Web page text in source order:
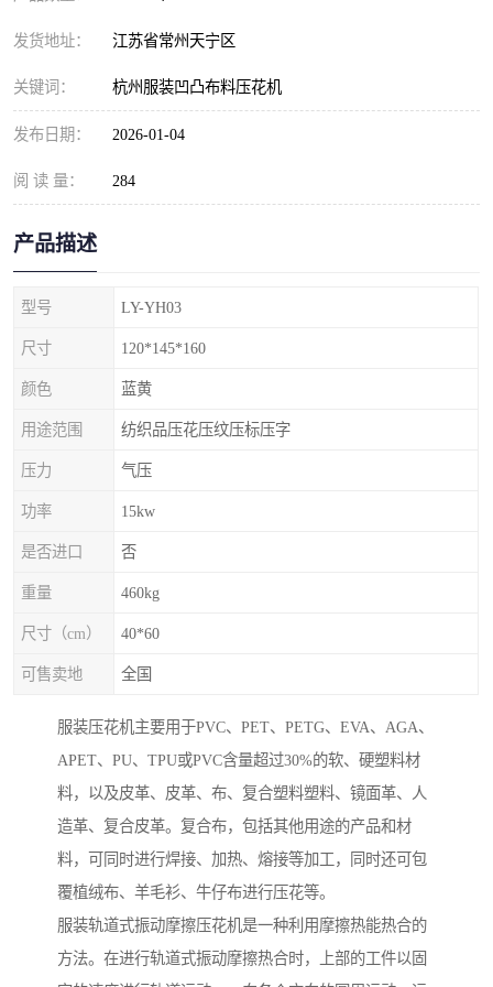
发货地址： 江苏省常州天宁区
关键词： 杭州服装凹凸布料压花机
发布日期： 2026-01-04
阅 读 量： 284
产品描述
型号 LY-YH03
尺寸 120*145*160
颜色 蓝黄
用途范围 纺织品压花压纹压标压字
压力 气压
功率 15kw
是否进口 否
重量 460kg
尺寸（cm） 40*60
可售卖地 全国
服装压花机主要用于PVC、PET、PETG、EVA、AGA、
APET、PU、TPU或PVC含量超过30%的软、硬塑料材
料，以及皮革、皮革、布、复合塑料塑料、镜面革、人
造革、复合皮革。复合布，包括其他用途的产品和材
料，可同时进行焊接、加热、熔接等加工，同时还可包
覆植绒布、羊毛衫、牛仔布进行压花等。
服装轨道式振动摩擦压花机是一种利用摩擦热能热合的
方法。在进行轨道式振动摩擦热合时，上部的工件以固